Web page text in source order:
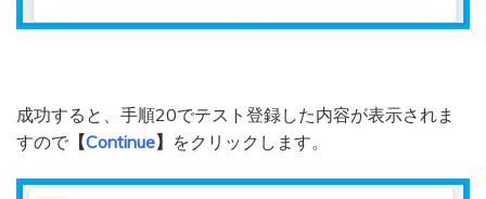
成功すると、手順20でテスト登録した内容が表示されま
すので 【Continue】 をクリックします。